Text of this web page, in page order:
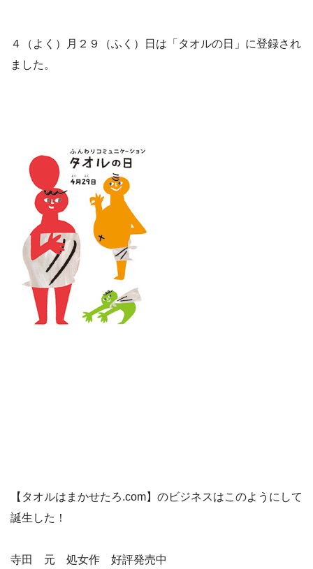
４（よく）月２９（ふく）日は「タオルの日」に登録され
ました。
【タオルはまかせたろ.com】のビジネスはこのようにして
誕生した！
寺田 元 処女作 好評発売中